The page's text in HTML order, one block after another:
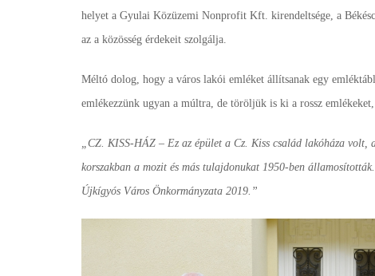
helyet a Gyulai Közüzemi Nonprofit Kft. kirendeltsége, a
az a közösség érdekeit szolgálja.
Méltó dolog, hogy a város lakói emléket állítsanak egy
emlékezzünk ugyan a múltra, de töröljük is ki a rossz
„CZ. KISS-HÁZ – Ez az épület a Cz. Kiss család lakóháza volt,
korszakban a mozit és más tulajdonukat 1950-ben
Újkígyós Város Önkormányzata 2019.”